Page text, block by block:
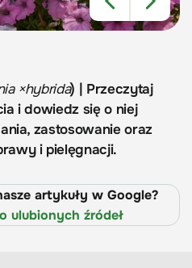
×hybrida) | Przeczytaj
i dowiedz się o niej
zastosowanie oraz
i pielęgnacji.
artykuły w Google?
ulubionych źródeł